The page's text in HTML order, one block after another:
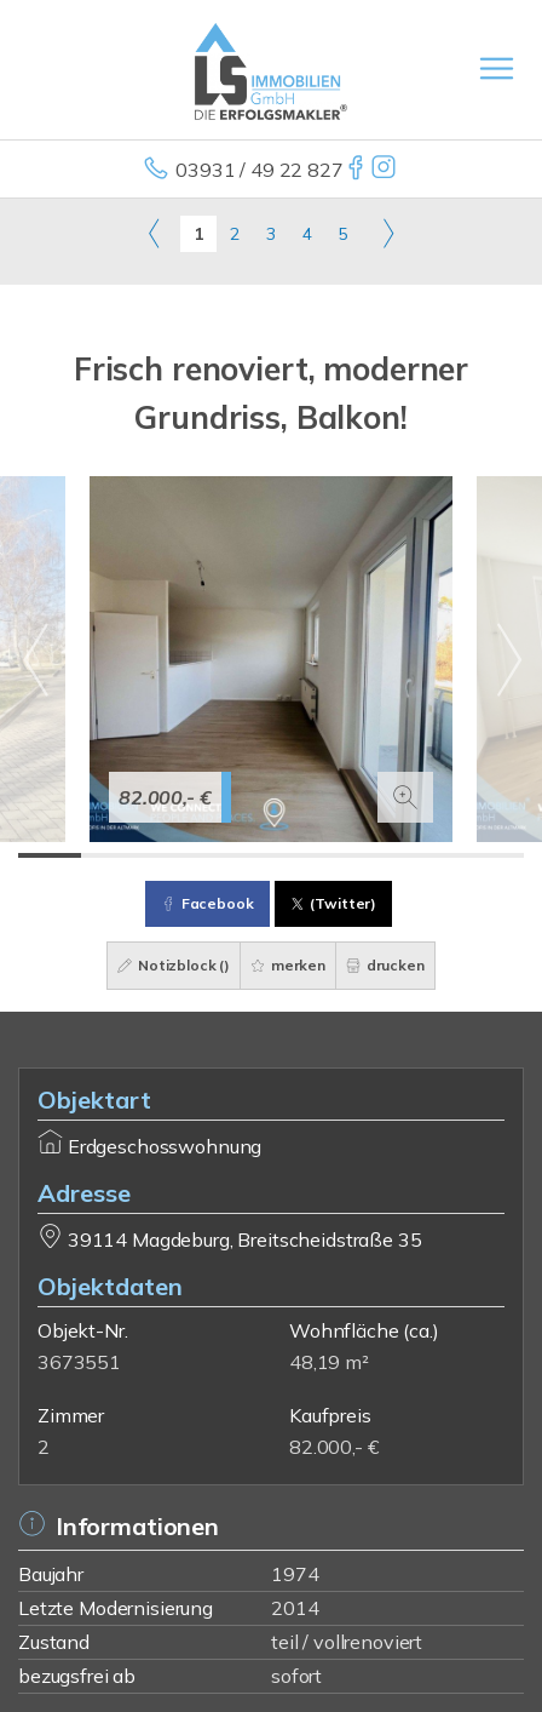
03931 / 49 22 827
1 2 3 4 5
Frisch renoviert, moderner
Grundriss, Balkon!
82.000,- €
Facebook (Twitter)
Notizblock () merken drucken
Objektart
Erdgeschosswohnung
Adresse
39114 Magdeburg, Breitscheidstraße 35
Objektdaten
Objekt-Nr.
3673551
Wohnfläche (ca.)
48,19 m²
Zimmer
2
Kaufpreis
82.000,- €
Informationen
Baujahr
1974
Letzte Modernisierung
2014
Zustand
teil / vollrenoviert
bezugsfrei ab
sofort